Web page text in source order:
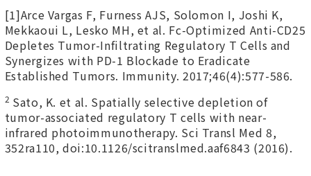
[1]Arce Vargas F, Furness AJS, Solomon I, Joshi K,
Mekkaoui L, Lesko MH, et al. Fc-Optimized Anti-CD25
Depletes Tumor-Infiltrating Regulatory T Cells and
Synergizes with PD-1 Blockade to Eradicate
Established Tumors. Immunity. 2017;46(4):577-586.
2 Sato, K. et al. Spatially selective depletion of
tumor-associated regulatory T cells with near-
infrared photoimmunotherapy. Sci Transl Med 8,
352ra110, doi:10.1126/scitranslmed.aaf6843 (2016).